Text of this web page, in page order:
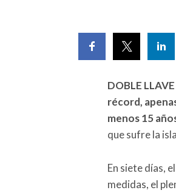
DOBLE LLAVE
récord,
menos 15
que sufre la
En siete días,
medidas, el